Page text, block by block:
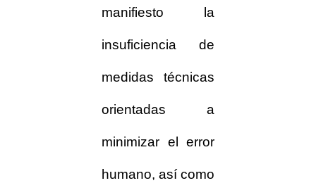
manifiesto la
insuficiencia de
medidas técnicas
orientadas a
minimizar el error
humano, así como